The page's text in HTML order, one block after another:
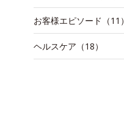
お客様エピソード（11）
ヘルスケア（18）